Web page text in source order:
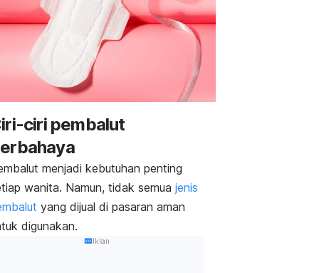
ciri pembalut
menjadi kebutuhan penting
wanita. Namun, tidak semua jenis
yang dijual di pasaran aman
digunakan.
Iklan